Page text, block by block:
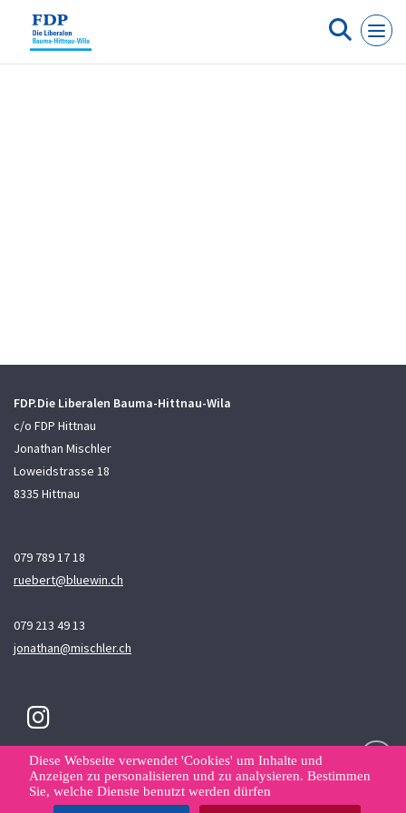
FDP.Die Liberalen Bauma-Hittnau-Wila
c/o FDP Hittnau
Jonathan Mischler
Loweidstrasse 18
8335 Hittnau
079 789 17 18
ruebert@bluewin.ch
079 213 49 13
jonathan@mischler.ch
Kontakt Datenschutzerklärung Datenverwaltung
Cookie-Einstellungen
Diese Webseite verwendet 'Cookies' um Inhalte und
Anzeigen zu personalisieren und zu analysieren. Bestimmen
Sie, welche Dienste benutzt werden dürfen